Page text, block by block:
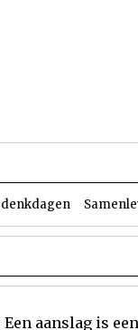
Een aanslag is